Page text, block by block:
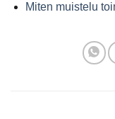
Miten muistelu